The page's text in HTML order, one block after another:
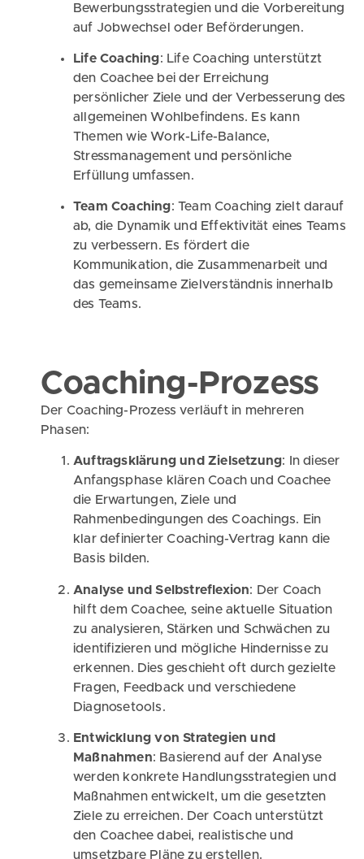
Bewerbungsstrategien und die Vorbereitung
auf Jobwechsel oder Beförderungen.
Life Coaching: Life Coaching unterstützt
den Coachee bei der Erreichung
persönlicher Ziele und der Verbesserung des
allgemeinen Wohlbefindens. Es kann
Themen wie Work-Life-Balance,
Stressmanagement und persönliche
Erfüllung umfassen.
Team Coaching: Team Coaching zielt darauf
ab, die Dynamik und Effektivität eines Teams
zu verbessern. Es fördert die
Kommunikation, die Zusammenarbeit und
das gemeinsame Zielverständnis innerhalb
des Teams.
Coaching-Prozess
Der Coaching-Prozess verläuft in mehreren
Phasen:
Auftragsklärung und Zielsetzung: In dieser
Anfangsphase klären Coach und Coachee
die Erwartungen, Ziele und
Rahmenbedingungen des Coachings. Ein
klar definierter Coaching-Vertrag kann die
Basis bilden.
Analyse und Selbstreflexion: Der Coach
hilft dem Coachee, seine aktuelle Situation
zu analysieren, Stärken und Schwächen zu
identifizieren und mögliche Hindernisse zu
erkennen. Dies geschieht oft durch gezielte
Fragen, Feedback und verschiedene
Diagnosetools.
Entwicklung von Strategien und
Maßnahmen: Basierend auf der Analyse
werden konkrete Handlungsstrategien und
Maßnahmen entwickelt, um die gesetzten
Ziele zu erreichen. Der Coach unterstützt
den Coachee dabei, realistische und
umsetzbare Pläne zu erstellen.